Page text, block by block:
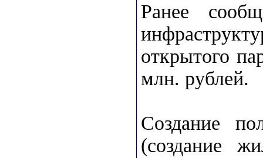
Ранее
открытого
млн. рублей.
Создание
(создание